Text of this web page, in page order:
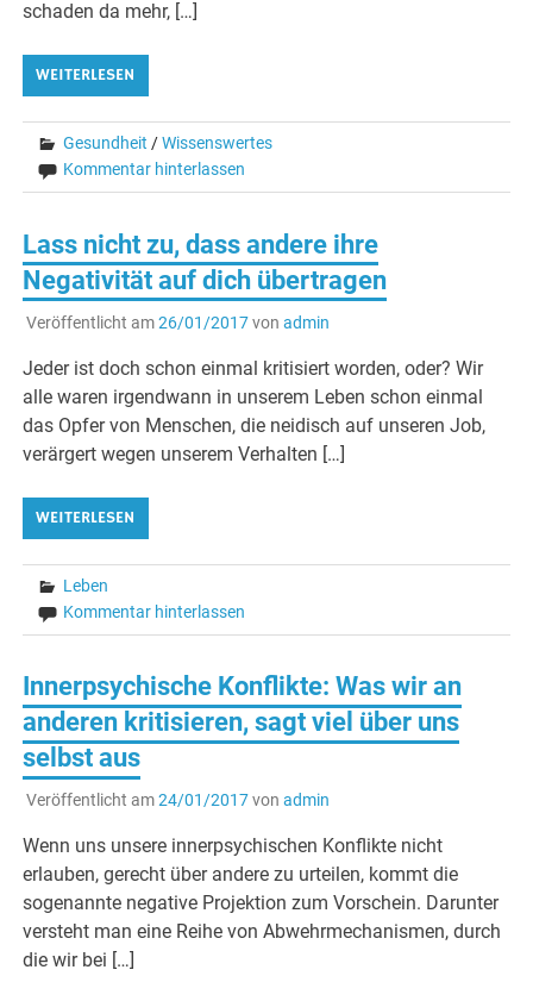
schaden da mehr, […]
WEITERLESEN
Gesundheit /Wissenswertes
Kommentar hinterlassen
Lass nicht zu, dass andere ihre
Negativität auf dich übertragen
Veröffentlicht am26/01/2017von admin
Jeder ist doch schon einmal kritisiert worden, oder? Wir
alle waren irgendwann in unserem Leben schon einmal
das Opfer von Menschen, die neidisch auf unseren Job,
verärgert wegen unserem Verhalten […]
WEITERLESEN
Leben
Kommentar hinterlassen
Innerpsychische Konflikte: Was wir an
anderen kritisieren, sagt viel über uns
selbst aus
Veröffentlicht am24/01/2017von admin
Wenn uns unsere innerpsychischen Konflikte nicht
erlauben, gerecht über andere zu urteilen, kommt die
sogenannte negative Projektion zum Vorschein. Darunter
versteht man eine Reihe von Abwehrmechanismen, durch
die wir bei […]